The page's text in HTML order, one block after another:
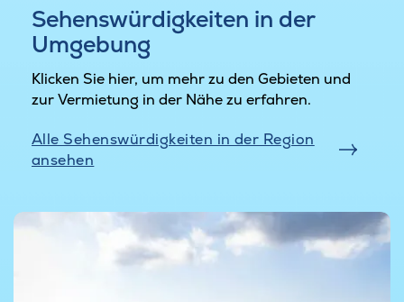
Sehenswürdigkeiten in der
Umgebung
Klicken Sie hier, um mehr zu den Gebieten und
zur Vermietung in der Nähe zu erfahren.
Alle Sehenswürdigkeiten in der Region
ansehen